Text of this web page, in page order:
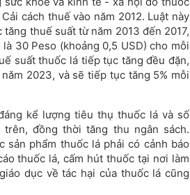
cách thuế vào năm 2012. Luật này
thuế suất từ năm 2013 đến 2017,
30 Peso (khoảng 0,5 USD) cho mỗi
suất thuốc lá tiếp tục tăng đều đặn,
2023, và sẽ tiếp tục tăng 5% mỗi
kể lượng tiêu thụ thuốc lá và số
đồng thời tăng thu ngân sách.
sản phẩm thuốc lá phải có cảnh báo
thuốc lá, cấm hút thuốc tại nơi làm
dục về tác hại của thuốc lá cũng